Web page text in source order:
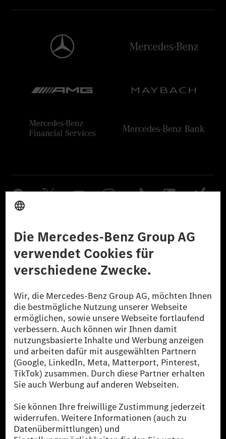
Datenschutz Lizenzhinweise Dritter Barrierefreiheit
© 2026 Mercedes-Benz Group AG. Alle Rechte vorbehalten.
[1] Bilanziell CO₂-neutral bedeutet, dass nicht vermiedene oder nicht
reduzierte CO₂-Emissionen bei der Mercedes-Benz Group durch
zertifizierte Ausgleichsprojekte kompensiert werden.
[2] Renewable Charging ist ein integraler Bestandteil von MB.CHARGE
Public in Europa, den USA, Kanada und China. Sofern an der jeweiligen
Ladestation noch kein Strom aus erneuerbaren Energien vorliegt,
verwendet Renewable Charging Grünstromzertifikate*. Diese stellen
sicher, dass für Ladevorgänge über MB.CHARGE Public eine äquivalente
Strommenge aus erneuerbaren Energien ins Stromnetz eingespeist wird.
als sechs Jahre sind.
* Inkl. EKOenergy Ökolabel
* Die angegebenen Werte wurden nach dem vorgeschriebenen
Messverfahren WLTP (Worldwide harmonised Light vehicles Test